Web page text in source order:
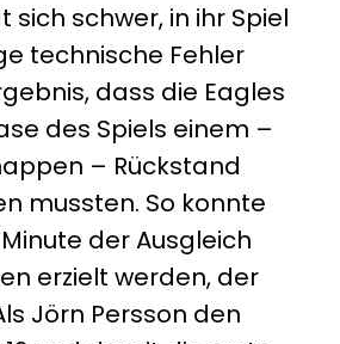
sich schwer, in ihr Spiel
technische Fehler
dass die Eagles
des Spiels einem –
– Rückstand
mussten. So konnte
der Ausgleich
erzielt werden, der
Jörn Persson den